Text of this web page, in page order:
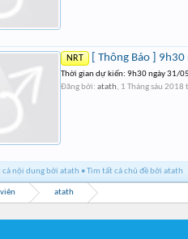
NRT [ Thông Báo ]
Thời gian dự kiến: 9h30 ngày 31/
Đăng bởi: atath, 1 Tháng sáu 2018
cả nội dung bởi atath Tìm tất cả chủ đề bởi atath
atath